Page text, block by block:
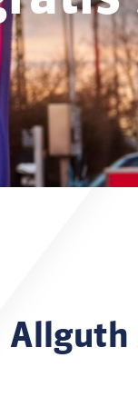
Allguth